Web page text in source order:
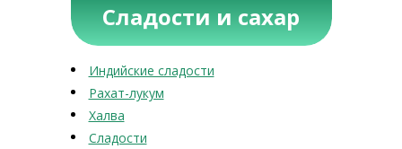
Сладости и сахар
Индийские сладости
Рахат-лукум
Халва
Сладости